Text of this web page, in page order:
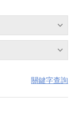
關鍵字查詢